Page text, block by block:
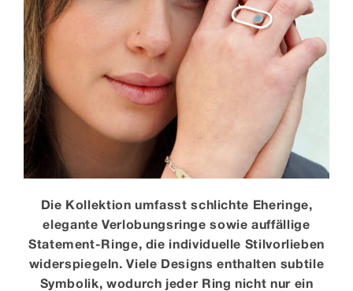
Die Kollektion umfasst schlichte Eheringe,
elegante Verlobungsringe sowie auffällige
Statement-Ringe, die individuelle Stilvorlieben
widerspiegeln. Viele Designs enthalten subtile
Symbolik, wodurch jeder Ring nicht nur ein